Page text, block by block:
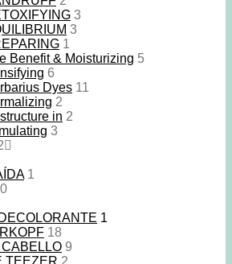
3
3
1
Benefit & Moisturizing 5
6
Dyes 11
2
in 2
3
1
0
1
18
9